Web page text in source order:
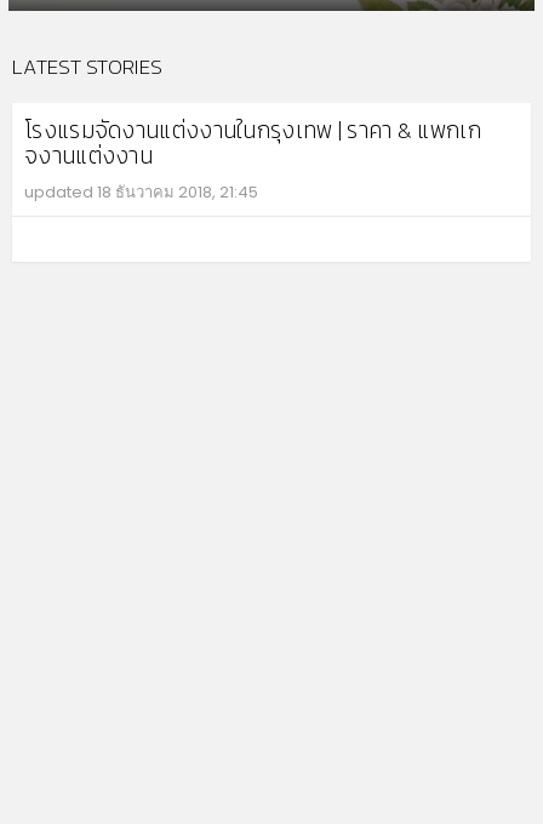
LATEST STORIES
โรงแรมจัดงานแต่งงานในกรุงเทพ | ราคา & แพกเก
จงานแต่งงาน
updated 18 ธันวาคม 2018, 21:45